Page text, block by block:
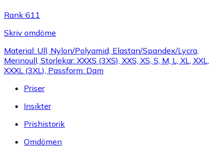
Rank 611
Skriv omdöme
Material: Ull, Nylon/Polyamid, Elastan/Spandex/Lycra,
Merinoull, Storlekar: XXXS (3XS), XXS, XS, S, M, L, XL, XXL,
XXXL (3XL), Passform: Dam
Priser
Insikter
Prishistorik
Omdömen